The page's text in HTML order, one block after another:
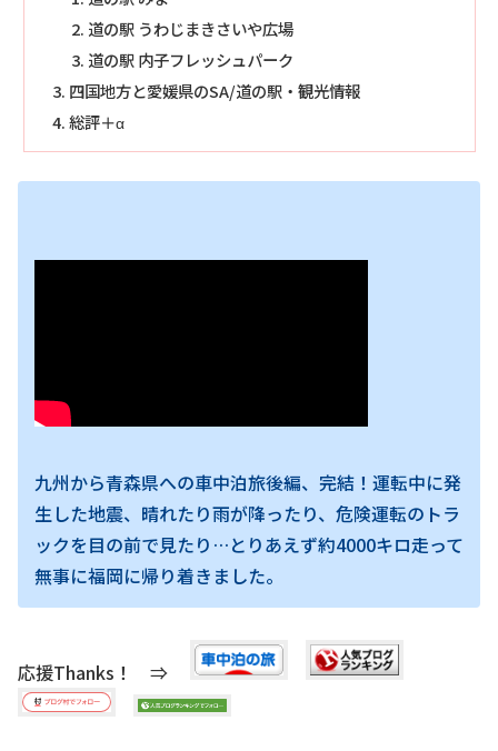
道の駅 うわじまきさいや広場
道の駅 内子フレッシュパーク
四国地方と愛媛県のSA/道の駅・観光情報
総評＋α
九州から青森県への車中泊旅後編、完結！運転中に発
生した地震、晴れたり雨が降ったり、危険運転のトラ
ックを目の前で見たり…とりあえず約4000キロ走って
無事に福岡に帰り着きました。
応援Thanks！ ⇒